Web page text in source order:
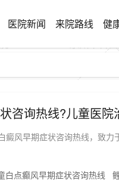
医院新闻 来院路线 健
咨询热线?儿童医
风早期症状咨询热线，致力
白点癫风早期症状咨询热线